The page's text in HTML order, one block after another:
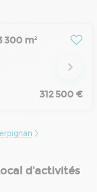
300 m²
312 500 €
d'activités